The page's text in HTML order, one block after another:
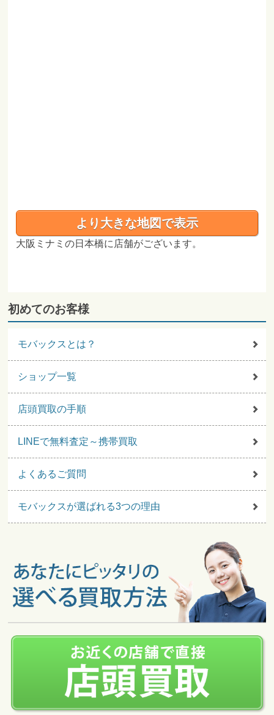
より大きな地図で表示
大阪ミナミの日本橋に店舗がございます。
初めてのお客様
モバックスとは？
ショップ一覧
店頭買取の手順
LINEで無料査定～携帯買取
よくあるご質問
モバックスが選ばれる3つの理由